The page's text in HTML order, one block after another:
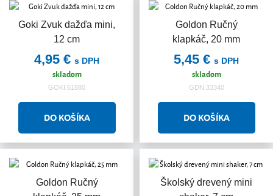
Goki Zvuk dažďa mini,
12 cm
4,95 € s DPH
skladom
GOKI.61880
Goldon Ručný
klapkáč, 20 mm
5,45 € s DPH
skladom
GDN.33340
Goldon Ručný
Školský drevený mini